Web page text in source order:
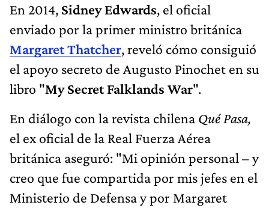
En 2014, Sidney Edwards, el oficial
enviado por la primer ministro británica
Margaret Thatcher, reveló cómo consiguió
el apoyo secreto de Augusto Pinochet en su
libro "My Secret Falklands War".
En diálogo con la revista chilena Qué Pasa,
el ex oficial de la Real Fuerza Aérea
británica aseguró: "Mi opinión personal – y
creo que fue compartida por mis jefes en el
Ministerio de Defensa y por Margaret